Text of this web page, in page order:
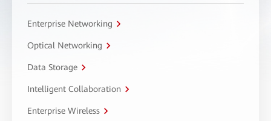
Enterprise Networking
Optical Networking
Data Storage
Intelligent Collaboration
Enterprise Wireless